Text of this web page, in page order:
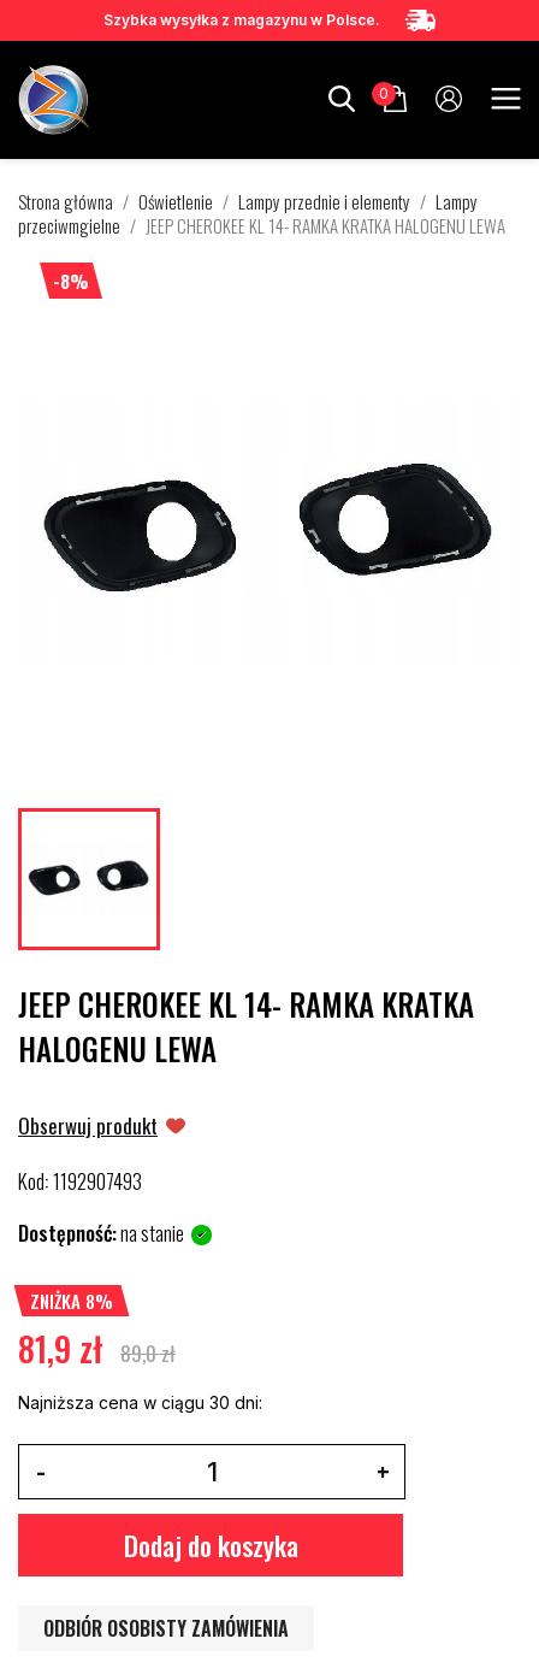
Szybka wysyłka z magazynu w Polsce.
0
Strona główna Oświetlenie Lampy przednie i elementy
Lampy
przeciwmgielne
JEEP CHEROKEE KL 14- RAMKA KRATKA HALOGENU LEWA
-8%
JEEP CHEROKEE KL 14- RAMKA KRATKA
HALOGENU LEWA
Obserwuj produkt
Kod:1192907493
Dostępność:na stanie
ZNIŻKA 8%
81,9 zł 89,0 zł
Najniższa cena w ciągu 30 dni:
Dodaj do koszyka
ODBIÓR OSOBISTY ZAMÓWIENIA